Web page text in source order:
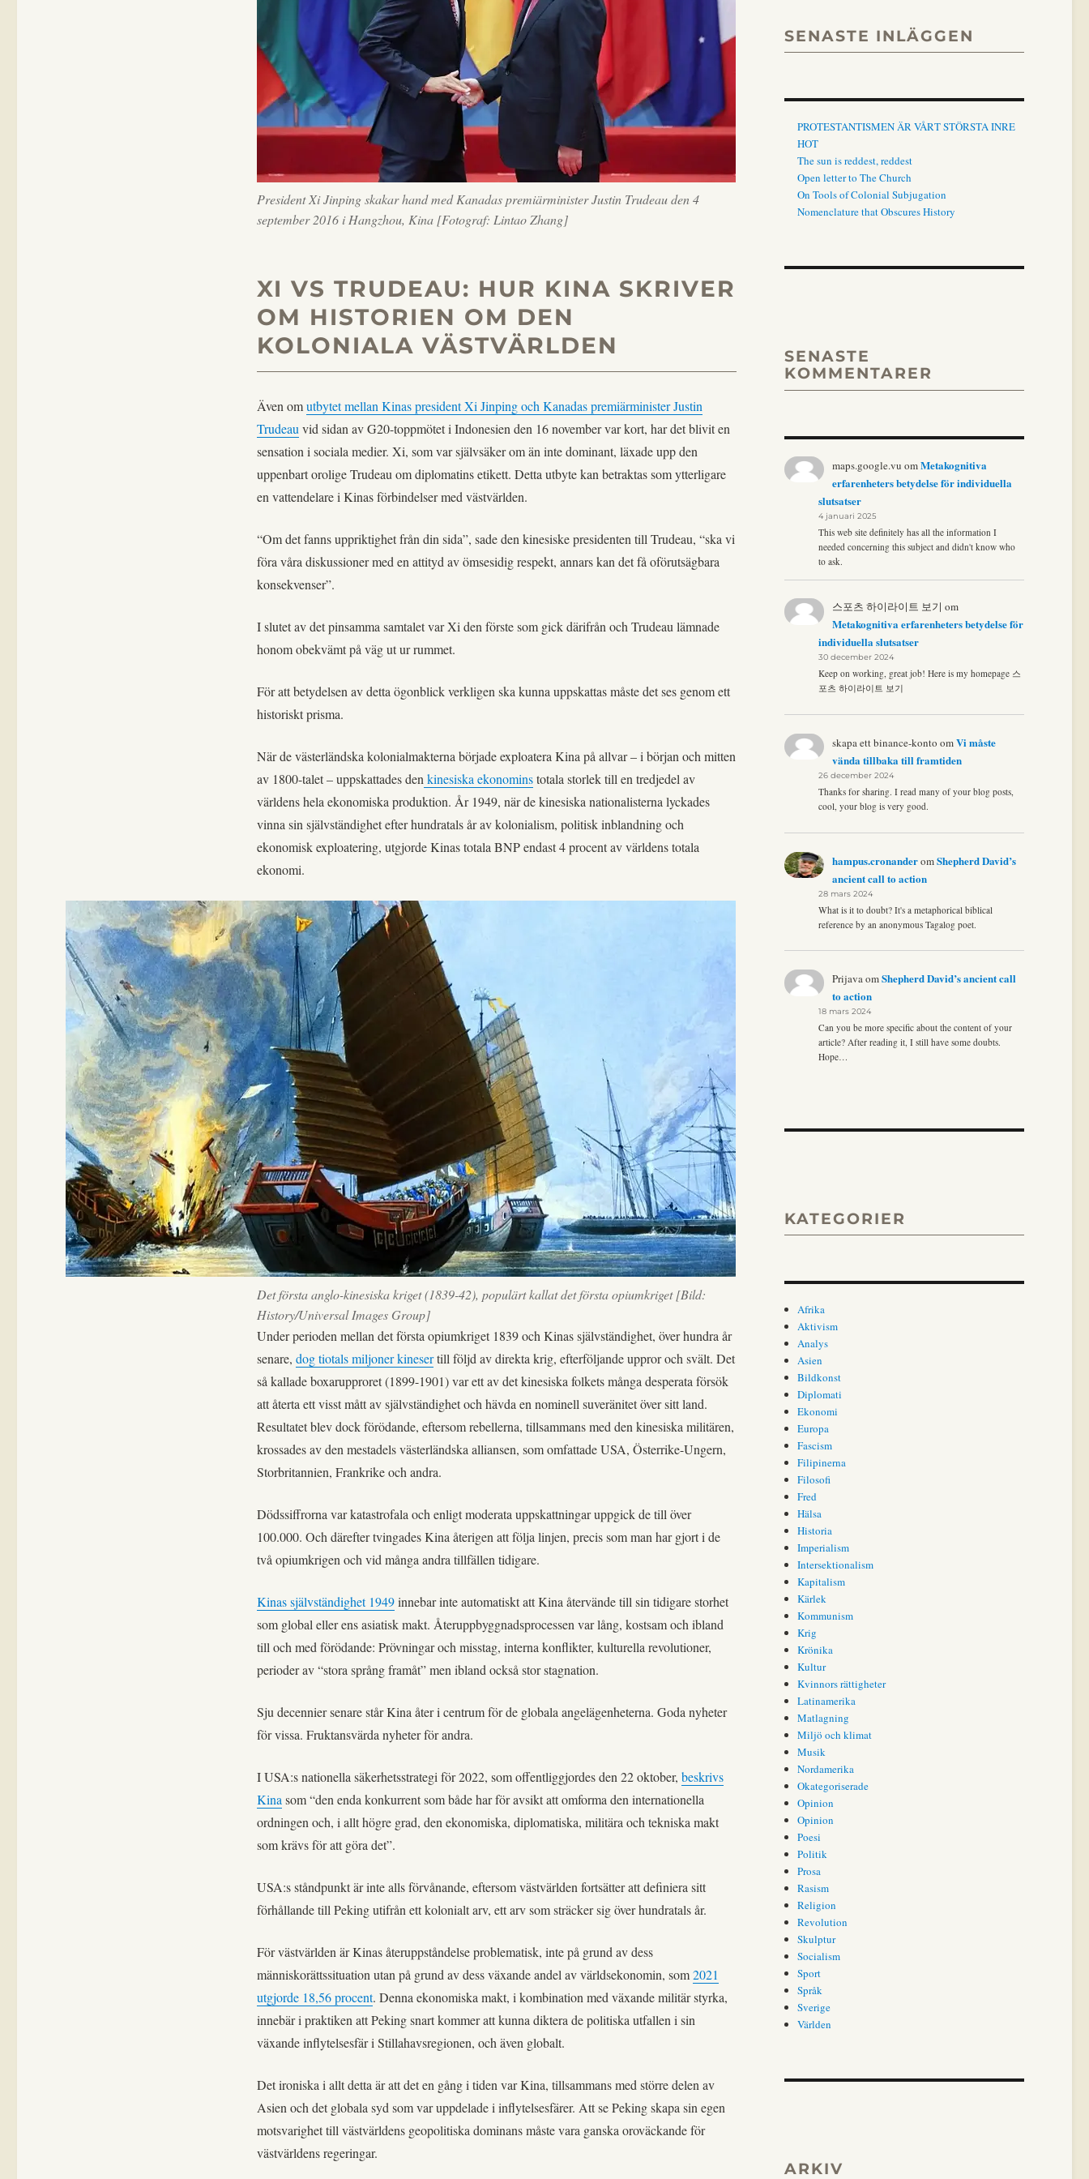
President Xi Jinping skakar hand med Kanadas premiärminister Justin Trudeau den 4
september 2016 i Hangzhou, Kina [Fotograf: Lintao Zhang]
XI VS TRUDEAU: HUR KINA SKRIVER
OM HISTORIEN OM DEN
KOLONIALA VÄSTVÄRLDEN
Även omutbytet mellan Kinas president Xi Jinping och Kanadas premiärminister Justin
Trudeauvid sidan av G20-toppmötet i Indonesien den 16 november var kort, har det blivit en
sensation i sociala medier. Xi, som var självsäker om än inte dominant, läxade upp den
uppenbart orolige Trudeau om diplomatins etikett. Detta utbyte kan betraktas som ytterligare
en vattendelare i Kinas förbindelser med västvärlden.
“Om det fanns uppriktighet från din sida”, sade den kinesiske presidenten till Trudeau, “ska vi
föra våra diskussioner med en attityd av ömsesidig respekt, annars kan det få oförutsägbara
konsekvenser”.
I slutet av det pinsamma samtalet var Xi den förste som gick därifrån och Trudeau lämnade
honom obekvämt på väg ut ur rummet.
För att betydelsen av detta ögonblick verkligen ska kunna uppskattas måste det ses genom ett
historiskt prisma.
När de västerländska kolonialmakterna började exploatera Kina på allvar – i början och mitten
av 1800-talet – uppskattades denkinesiska ekonominstotala storlek till en tredjedel av
världens hela ekonomiska produktion. År 1949, när de kinesiska nationalisterna lyckades
vinna sin självständighet efter hundratals år av kolonialism, politisk inblandning och
ekonomisk exploatering, utgjorde Kinas totala BNP endast 4 procent av världens totala
ekonomi.
Det första anglo-kinesiska kriget (1839-42), populärt kallat det första opiumkriget [Bild:
History/Universal Images Group]
Under perioden mellan det första opiumkriget 1839 och Kinas självständighet, över hundra år
senare, dog tiotals miljoner kinesertill följd av direkta krig, efterföljande uppror och svält. Det
så kallade boxarupproret (1899-1901) var ett av det kinesiska folkets många desperata försök
att återta ett visst mått av självständighet och hävda en nominell suveränitet över sitt land.
Resultatet blev dock förödande, eftersom rebellerna, tillsammans med den kinesiska militären,
krossades av den mestadels västerländska alliansen, som omfattade USA, Österrike-Ungern,
Storbritannien, Frankrike och andra.
Dödssiffrorna var katastrofala och enligt moderata uppskattningar uppgick de till över
100.000. Och därefter tvingades Kina återigen att följa linjen, precis som man har gjort i de
två opiumkrigen och vid många andra tillfällen tidigare.
Kinas självständighet 1949innebar inte automatiskt att Kina återvände till sin tidigare storhet
som global eller ens asiatisk makt. Återuppbyggnadsprocessen var lång, kostsam och ibland
till och med förödande: Prövningar och misstag, interna konflikter, kulturella revolutioner,
perioder av “stora språng framåt” men ibland också stor stagnation.
Sju decennier senare står Kina åter i centrum för de globala angelägenheterna. Goda nyheter
för vissa. Fruktansvärda nyheter för andra.
I USA:s nationella säkerhetsstrategi för 2022, som offentliggjordes den 22 oktober, beskrivs
Kina som “den enda konkurrent som både har för avsikt att omforma den internationella
ordningen och, i allt högre grad, den ekonomiska, diplomatiska, militära och tekniska makt
som krävs för att göra det”.
USA:s ståndpunkt är inte alls förvånande, eftersom västvärlden fortsätter att definiera sitt
förhållande till Peking utifrån ett kolonialt arv, ett arv som sträcker sig över hundratals år.
För västvärlden är Kinas återuppståndelse problematisk, inte på grund av dess
människorättssituation utan på grund av dess växande andel av världsekonomin, som2021
utgjorde 18,56 procent. Denna ekonomiska makt, i kombination med växande militär styrka,
innebär i praktiken att Peking snart kommer att kunna diktera de politiska utfallen i sin
växande inflytelsesfär i Stillahavsregionen, och även globalt.
Det ironiska i allt detta är att det en gång i tiden var Kina, tillsammans med större delen av
Asien och det globala syd som var uppdelade i inflytelsesfärer. Att se Peking skapa sin egen
motsvarighet till västvärldens geopolitiska dominans måste vara ganska oroväckande för
västvärldens regeringar.
SENASTE INLÄGGEN
PROTESTANTISMEN ÄR VÅRT STÖRSTA INRE
HOT
The sun is reddest, reddest
Open letter to The Church
On Tools of Colonial Subjugation
Nomenclature that Obscures History
SENASTE
KOMMENTARER
maps.google.vu omMetakognitiva
erfarenheters betydelse för individuella
slutsatser
4 januari 2025
This web site definitely has all the information I
needed concerning this subject and didn't know who
to ask.
스포츠 하이라이트 보기 om
Metakognitiva erfarenheters betydelse för
individuella slutsatser
30 december 2024
Keep on working, great job! Here is my homepage 스
포츠 하이라이트 보기
skapa ett binance-konto omVi måste
vända tillbaka till framtiden
26 december 2024
Thanks for sharing. I read many of your blog posts,
cool, your blog is very good.
hampus.cronanderomShepherd David’s
ancient call to action
28 mars 2024
What is it to doubt? It's a metaphorical biblical
reference by an anonymous Tagalog poet.
PrijavaomShepherd David’s ancient call
to action
18 mars 2024
Can you be more specific about the content of your
article? After reading it, I still have some doubts.
Hope…
KATEGORIER
Afrika
Aktivism
Analys
Asien
Bildkonst
Diplomati
Ekonomi
Europa
Fascism
Filipinerna
Filosofi
Fred
Hälsa
Historia
Imperialism
Intersektionalism
Kapitalism
Kärlek
Kommunism
Krig
Krönika
Kultur
Kvinnors rättigheter
Latinamerika
Matlagning
Miljö och klimat
Musik
Nordamerika
Okategoriserade
Opinion
Opinion
Poesi
Politik
Prosa
Rasism
Religion
Revolution
Skulptur
Socialism
Sport
Språk
Sverige
Världen
ARKIV